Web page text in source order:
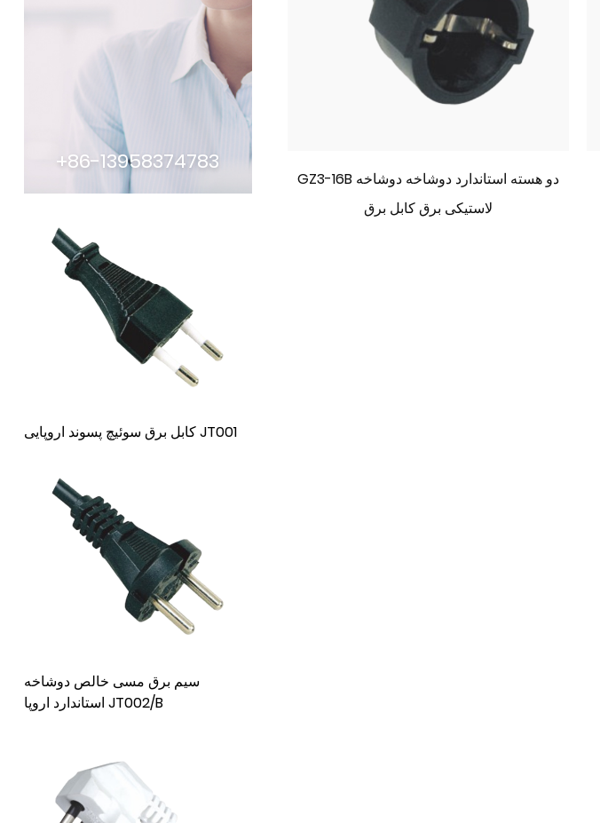
+86-13958374783
کابل برق سوئیچ پسوند اروپایی JT001
سیم برق مسی خالص دوشاخه
استاندارد اروپا JT002/B
GZ3-16B دو هسته استاندارد دوشاخه دوشاخه
لاستیکی برق کابل برق